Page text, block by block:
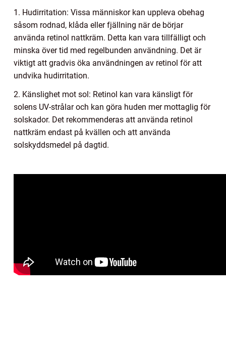
1. Hudirritation: Vissa människor kan uppleva obehag
såsom rodnad, klåda eller fjällning när de börjar
använda retinol nattkräm. Detta kan vara tillfälligt och
minska över tid med regelbunden användning. Det är
viktigt att gradvis öka användningen av retinol för att
undvika hudirritation.
2. Känslighet mot sol: Retinol kan vara känsligt för
solens UV-strålar och kan göra huden mer mottaglig för
solskador. Det rekommenderas att använda retinol
nattkräm endast på kvällen och att använda
solskyddsmedel på dagtid.